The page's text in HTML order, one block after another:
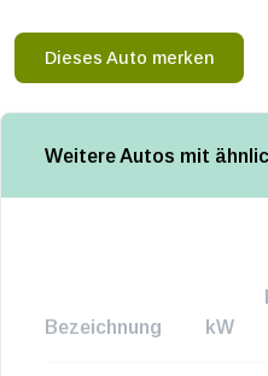
Dieses Auto merken
Weitere Autos mit
Bezeichnung kW